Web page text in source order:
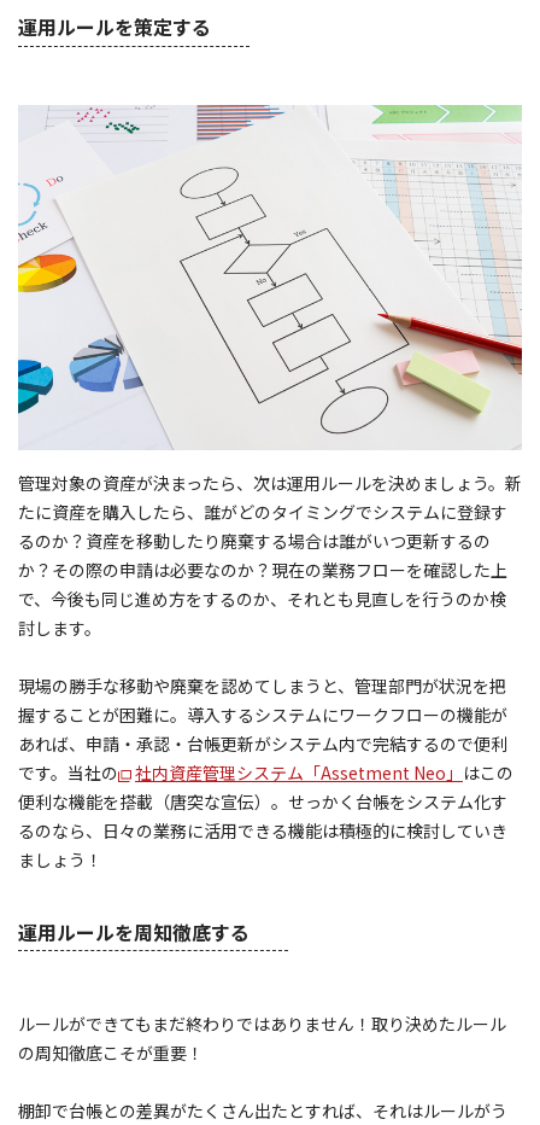
運用ルールを策定する
管理対象の資産が決まったら、次は運用ルールを決めましょう。新
たに資産を購入したら、誰がどのタイミングでシステムに登録す
るのか？資産を移動したり廃棄する場合は誰がいつ更新するの
か？その際の申請は必要なのか？現在の業務フローを確認した上
で、今後も同じ進め方をするのか、それとも見直しを行うのか検
討します。
現場の勝手な移動や廃棄を認めてしまうと、管理部門が状況を把
握することが困難に。導入するシステムにワークフローの機能が
あれば、申請・承認・台帳更新がシステム内で完結するので便利
です。当社の
社内資産管理システム「Assetment Neo」 はこの
便利な機能を搭載（唐突な宣伝）。せっかく台帳をシステム化す
るのなら、日々の業務に活用できる機能は積極的に検討していき
ましょう！
運用ルールを周知徹底する
ルールができてもまだ終わりではありません！取り決めたルール
の周知徹底こそが重要！
棚卸で台帳との差異がたくさん出たとすれば、それはルールがう